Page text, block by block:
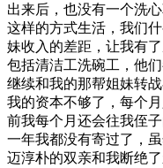
出来后，也没有一个洗
这样的方式生活，我们
妹收入的差距，让我有
包括清洁工洗碗工，他
继续和我的那帮姐妹转
我的资本不够了，每个
前我每个月还会往我侄
一年我都没有寄过了，
迈淳朴的双亲和我断绝